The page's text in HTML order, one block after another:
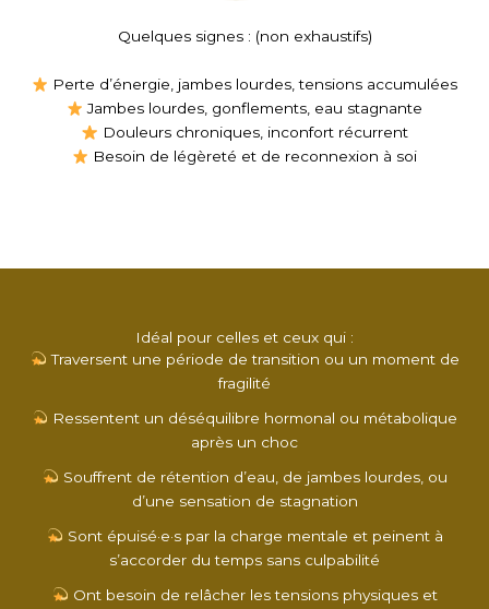
Quelques signes : (non exhaustifs)
Perte d’énergie, jambes lourdes, tensions accumulées
Jambes lourdes, gonflements, eau stagnante
Douleurs chroniques, inconfort récurrent
Besoin de légèreté et de reconnexion à soi
Idéal pour celles et ceux qui :
Traversent une période de transition ou un moment de
fragilité
Ressentent un déséquilibre hormonal ou métabolique
après un choc
Souffrent de rétention d’eau, de jambes lourdes, ou
d’une sensation de stagnation
Sont épuisé·e·s par la charge mentale et peinent à
s’accorder du temps sans culpabilité
Ont besoin de relâcher les tensions physiques et